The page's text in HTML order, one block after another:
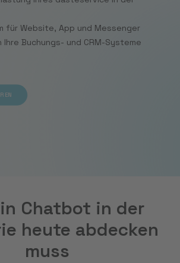
für Website, App und Messenger
Ihre Buchungs- und CRM-Systeme
Chatbot in der
heute abdecken
muss